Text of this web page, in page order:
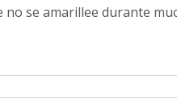
no se amarillee durante